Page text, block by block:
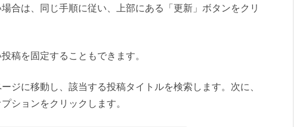
合は、同じ手順に従い、上部にある「更新」ボタンをクリ
稿を固定することもできます。
ジに移動し、該当する投稿タイトルを検索します。次に、
ションをクリックします。